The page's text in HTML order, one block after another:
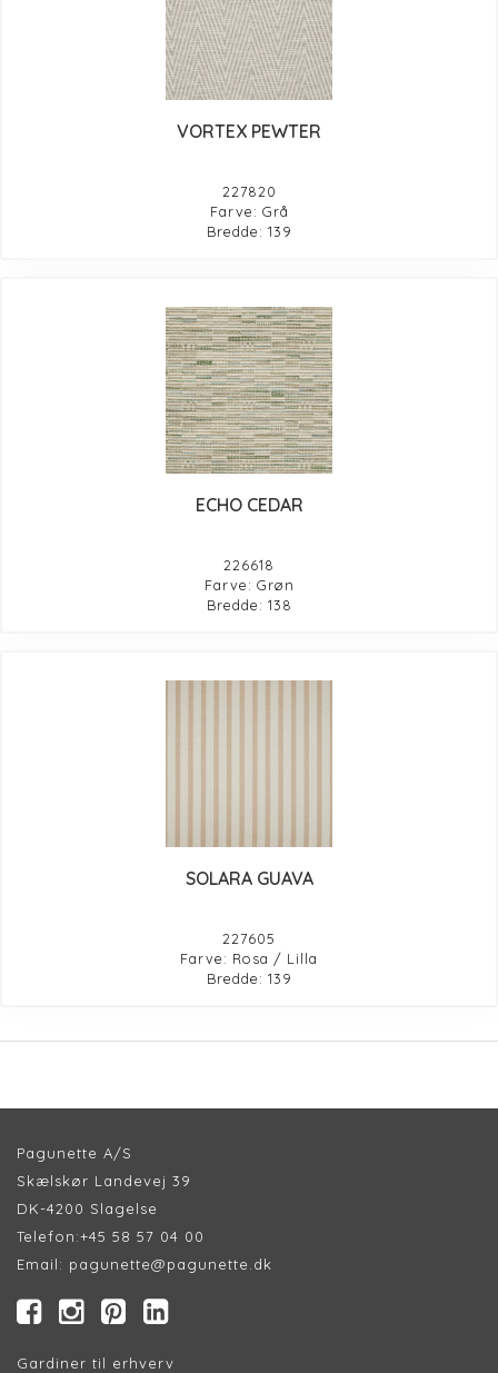
VORTEX PEWTER
227820
Farve: Grå
Bredde: 139
ECHO CEDAR
226618
Farve: Grøn
Bredde: 138
SOLARA GUAVA
227605
Farve: Rosa / Lilla
Bredde: 139
Pagunette A/S
Skælskør Landevej 39
DK-4200 Slagelse
Telefon:+45 58 57 04 00
Email: pagunette@pagunette.dk
Gardiner til erhverv